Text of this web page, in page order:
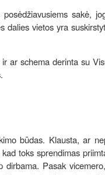
sakė,
dalies vietos yra
ar schema derinta su
būdas. Klausta, ar
toks sprendimas
Pasak